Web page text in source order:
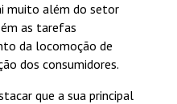
muito além do setor
as tarefas
da locomoção de
dos consumidores.
que a sua principal